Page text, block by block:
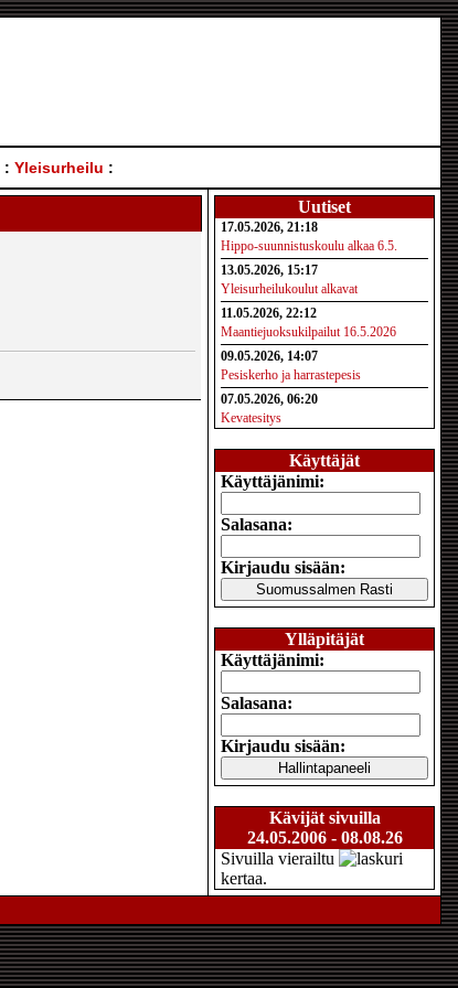
: Yleisurheilu :
Uutiset
17.05.2026, 21:18
Hippo-suunnistuskoulu alkaa 6.5.
13.05.2026, 15:17
Yleisurheilukoulut alkavat
11.05.2026, 22:12
Maantiejuoksukilpailut 16.5.2026
09.05.2026, 14:07
Pesiskerho ja harrastepesis
07.05.2026, 06:20
Kevatesitys
Käyttäjät
Käyttäjänimi:
Salasana:
Kirjaudu sisään:
Ylläpitäjät
Käyttäjänimi:
Salasana:
Kirjaudu sisään:
Kävijät sivuilla
24.05.2006 - 08.08.26
Sivuilla vierailtu
kertaa.